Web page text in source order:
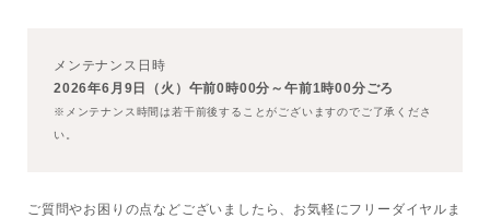
会員ステージ・ポイントプログラム
よくあるお問い合せ
メンテナンス日時
2026年6月9日（火）午前0時00分～午前1時00分ごろ
※メンテナンス時間は若干前後することがございますのでご了承くださ
い。
ご質問やお困りの点などございましたら、お気軽にフリーダイヤルま